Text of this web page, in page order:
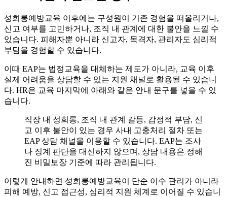
성희롱예방교육 이후에는 구성원이 기존 경험을 떠올리거나,
신고 여부를 고민하거나, 조직 내 관계에 대한 불안을 느낄 수
있습니다. 피해자뿐 아니라 신고자, 목격자, 관리자도 심리적
부담을 경험할 수 있습니다.
이때 EAP는 법정교육을 대체하는 제도가 아니라, 교육 이후
실제 어려움을 상담할 수 있는 지원 채널로 활용될 수 있습니
다. HR은 교육 마지막에 아래와 같은 안내 문구를 넣을 수 있
습니다.
직장 내 성희롱, 조직 내 관계 갈등, 감정적 부담, 신
고 이후 불안이 있는 경우 사내 고충처리 절차 또는
EAP 상담 채널을 이용할 수 있습니다. EAP는 조사
나 징계 판단을 대신하지 않으며, 상담 내용은 정해
진 비밀보장 기준에 따라 관리됩니다.
이렇게 안내하면 성희롱예방교육이 단순 이수 관리가 아니라
피해 예방, 신고 접근성, 심리적 지원 체계로 이어질 수 있습니